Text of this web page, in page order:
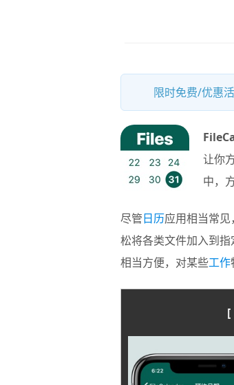
限时免费/优惠
让你
中，
尽管日历应用相当常
松将各类文件加入到
相当方便，对某些工作
[